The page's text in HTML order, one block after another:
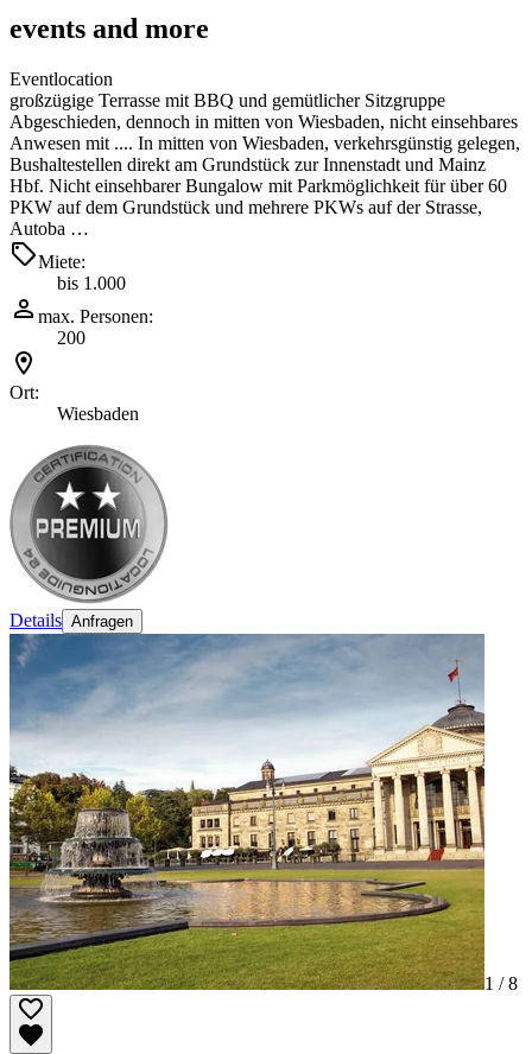
events and more
Eventlocation
großzügige Terrasse mit BBQ und gemütlicher Sitzgruppe
Abgeschieden, dennoch in mitten von Wiesbaden, nicht einsehbares
Anwesen mit .... In mitten von Wiesbaden, verkehrsgünstig gelegen,
Bushaltestellen direkt am Grundstück zur Innenstadt und Mainz
Hbf. Nicht einsehbarer Bungalow mit Parkmöglichkeit für über 60
PKW auf dem Grundstück und mehrere PKWs auf der Strasse,
Autoba …
Miete:
bis 1.000
max. Personen:
200
Ort:
Wiesbaden
Details Anfragen
1 /8